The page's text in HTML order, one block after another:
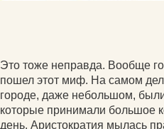
Это тоже неправда. Вообще
пошел этот миф. На самом
городе, даже небольшом,
которые принимали большое
день. Аристократия мылась